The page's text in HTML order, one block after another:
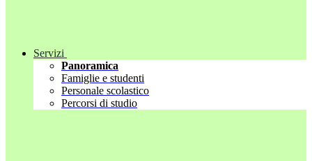
Servizi
Panoramica
Famiglie e studenti
Personale scolastico
Percorsi di studio